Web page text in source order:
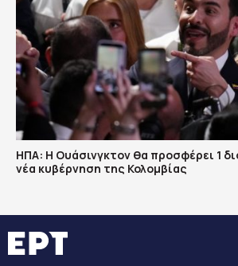
ΗΠΑ: H Ουάσινγκτον θα προσφέρει 1
νέα κυβέρνηση της Κολομβίας